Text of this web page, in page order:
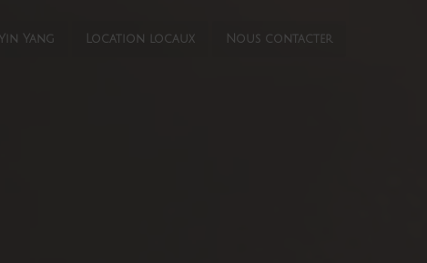
Yang Location locaux Nous contacter